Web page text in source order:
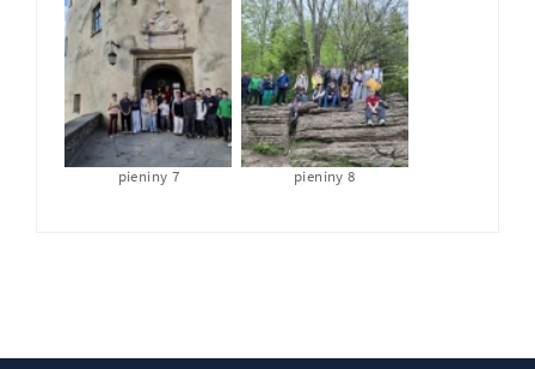
pieniny 7 pieniny 8